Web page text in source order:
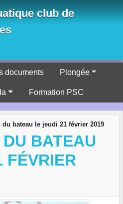
club de
documents Plongée
Formation PSC
du bateau le jeudi 21 février 2019
BATEAU
FÉVRIER